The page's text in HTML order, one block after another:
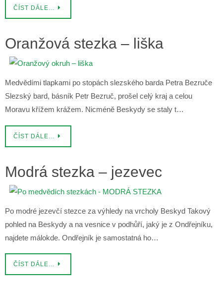
ČÍST DÁLE…
Oranžová stezka – liška
Medvědími tlapkami po stopách slezského barda Petra Bezruče
Slezský bard, básník Petr Bezruč, prošel celý kraj a celou
Moravu křížem krážem. Nicméně Beskydy se staly t…
ČÍST DÁLE…
Modrá stezka – jezevec
Po modré jezevčí stezce za výhledy na vrcholy Beskyd Takový
pohled na Beskydy a na vesnice v podhůří, jaký je z Ondřejníku,
najdete málokde. Ondřejník je samostatná ho…
ČÍST DÁLE…